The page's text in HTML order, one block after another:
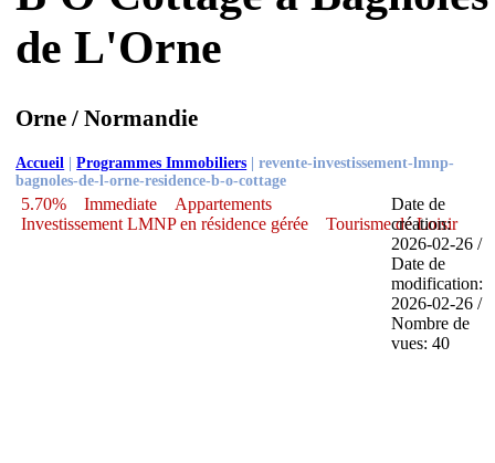
de L'Orne
Orne / Normandie
Accueil |Programmes Immobiliers |revente-investissement-lmnp-
bagnoles-de-l-orne-residence-b-o-cottage
5.70% Immediate
Appartements
Investissement LMNP en résidence gérée
Tourisme de Loisir
Date de
création:
2026-02-26 /
Date de
modification:
2026-02-26 /
Nombre de
vues: 40